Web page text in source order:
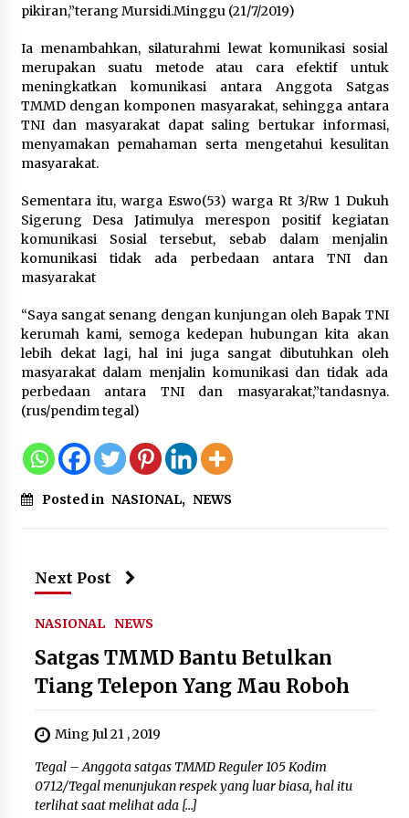
2026 Resmi Dibuka, Siap Hadirkan
Pengalaman Beyond the Game
Piala AFF 2026
8 Agustus 2026
Dinas Teknis Masuk Tahap Akhir,
Tak Ada Korban Jiwa
8 Agustus 2026
Abdul Muis Dipadamkan, Layanan
Publik Tetap Berjalan
8 Agustus 2026
pikiran,”terang Mursidi.Minggu (21/7/2019)
Ia menambahkan, silaturahmi lewat komunikasi sosial
merupakan suatu metode atau cara efektif untuk
meningkatkan komunikasi antara Anggota Satgas
TMMD dengan komponen masyarakat, sehingga antara
TNI dan masyarakat dapat saling bertukar informasi,
menyamakan pemahaman serta mengetahui kesulitan
masyarakat.
Sementara itu, warga Eswo(53) warga Rt 3/Rw 1 Dukuh
Sigerung Desa Jatimulya merespon positif kegiatan
komunikasi Sosial tersebut, sebab dalam menjalin
komunikasi tidak ada perbedaan antara TNI dan
masyarakat
“Saya sangat senang dengan kunjungan oleh Bapak TNI
kerumah kami, semoga kedepan hubungan kita akan
lebih dekat lagi, hal ini juga sangat dibutuhkan oleh
masyarakat dalam menjalin komunikasi dan tidak ada
perbedaan antara TNI dan masyarakat,”tandasnya.
(rus/pendim tegal)
Posted in NASIONAL, NEWS
Next Post
NASIONAL NEWS
Satgas TMMD Bantu Betulkan
Tiang Telepon Yang Mau Roboh
Ming Jul 21 , 2019
Tegal – Anggota satgas TMMD Reguler 105 Kodim
0712/Tegal menunjukan respek yang luar biasa, hal itu
terlihat saat melihat ada […]